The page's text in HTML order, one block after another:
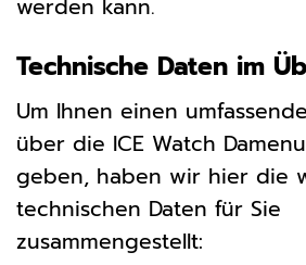
werden kann.
Technische Daten im
Um Ihnen einen
über die ICE Watch
geben, haben wir hier die
technischen Daten für Sie
zusammengestellt: